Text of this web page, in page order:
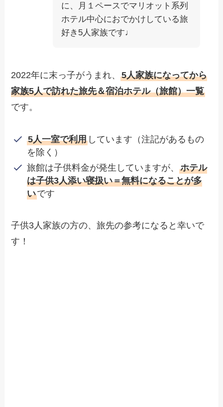
に、月１ペースでマリオット系列
ホテル中心におでかけしている旅
好き5人家族です♩
2022年に末っ子がうまれ、5人家族になってから
家族5人で訪れた旅先＆宿泊ホテル（旅館）一覧
です。
5人一室で利用しています（注記があるもの
を除く）
旅館は子供料金が発生していますが、 ホテル
は子供3人添い寝扱い＝無料になることが多
いです
子供3人家族の方の、旅先の参考になると幸いで
す！